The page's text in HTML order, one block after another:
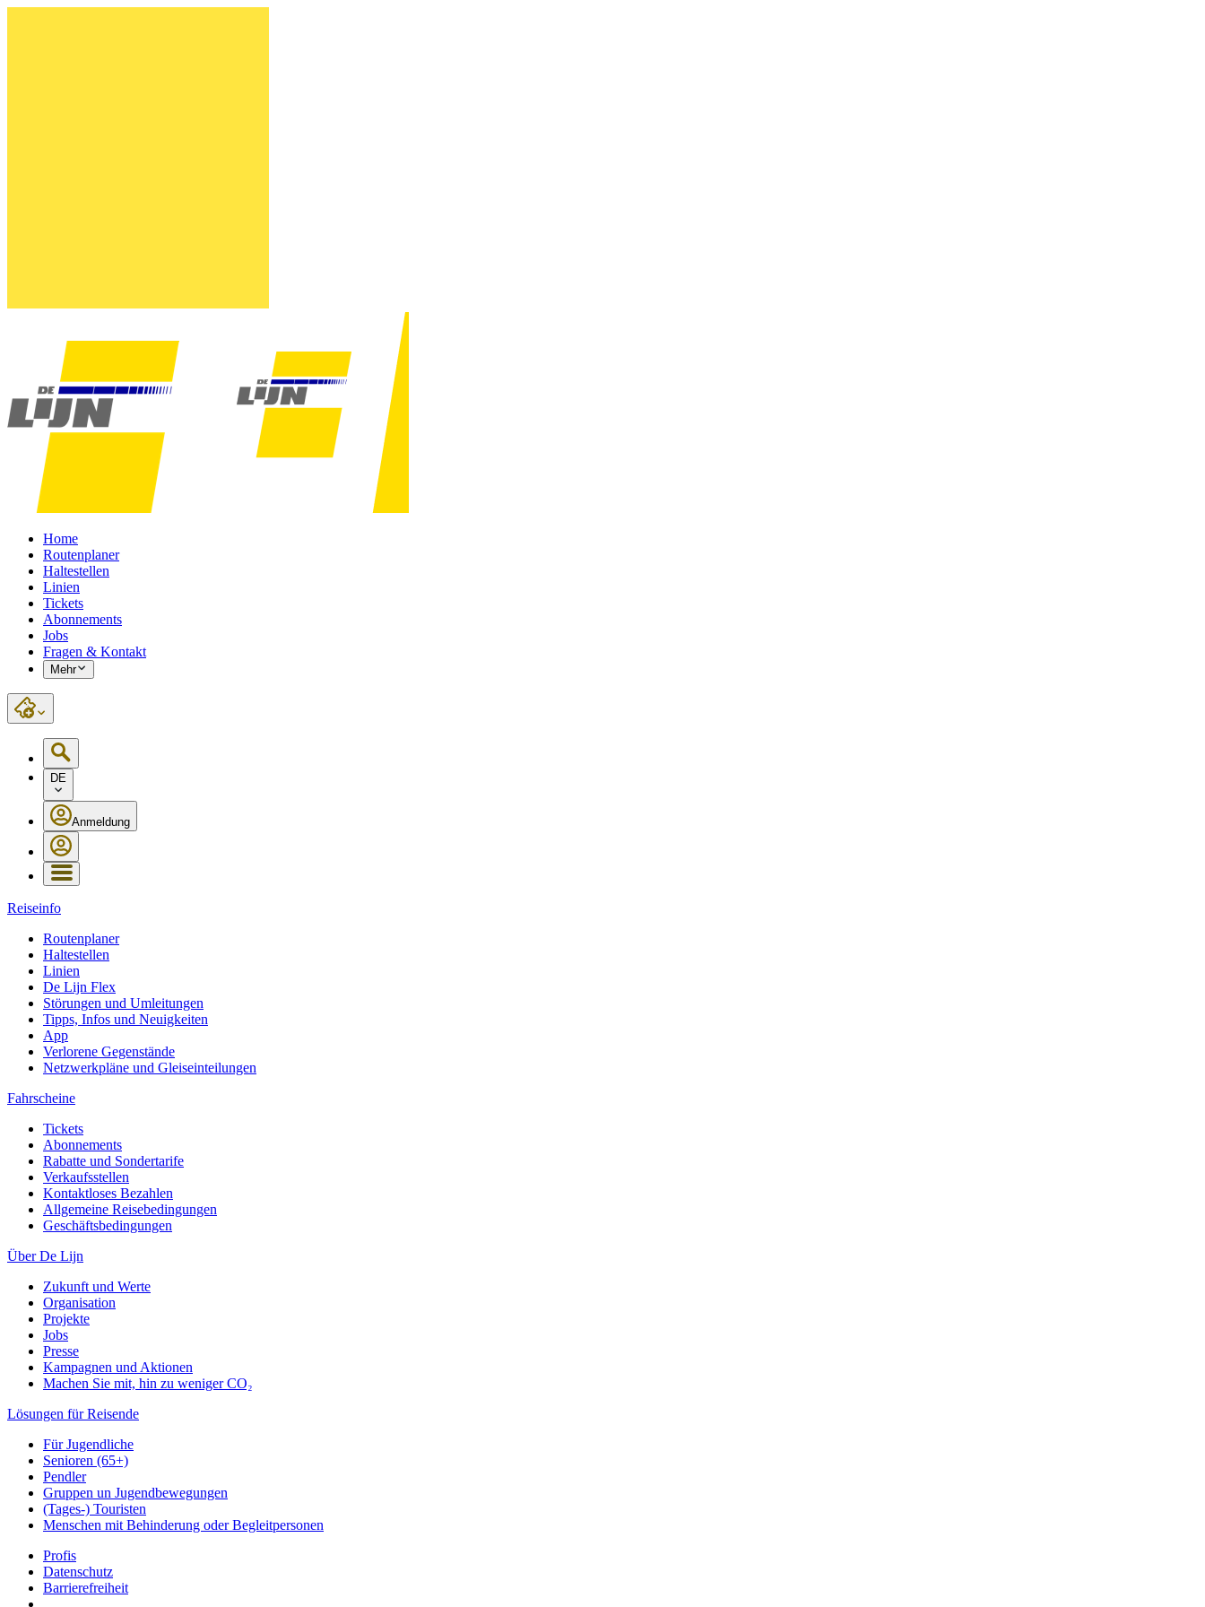
Home
Routenplaner
Haltestellen
Linien
Tickets
Abonnements
Jobs
Fragen & Kontakt
Mehr
DE
Anmeldung
Reiseinfo
Routenplaner
Haltestellen
Linien
De Lijn Flex
Störungen und Umleitungen
Tipps, Infos und Neuigkeiten
App
Verlorene Gegenstände
Netzwerkpläne und Gleiseinteilungen
Fahrscheine
Tickets
Abonnements
Rabatte und Sondertarife
Verkaufsstellen
Kontaktloses Bezahlen
Allgemeine Reisebedingungen
Geschäftsbedingungen
Über De Lijn
Zukunft und Werte
Organisation
Projekte
Jobs
Presse
Kampagnen und Aktionen
Machen Sie mit, hin zu weniger CO₂
Lösungen für Reisende
Für Jugendliche
Senioren (65+)
Pendler
Gruppen un Jugendbewegungen
(Tages-) Touristen
Menschen mit Behinderung oder Begleitpersonen
Profis
Datenschutz
Barrierefreiheit